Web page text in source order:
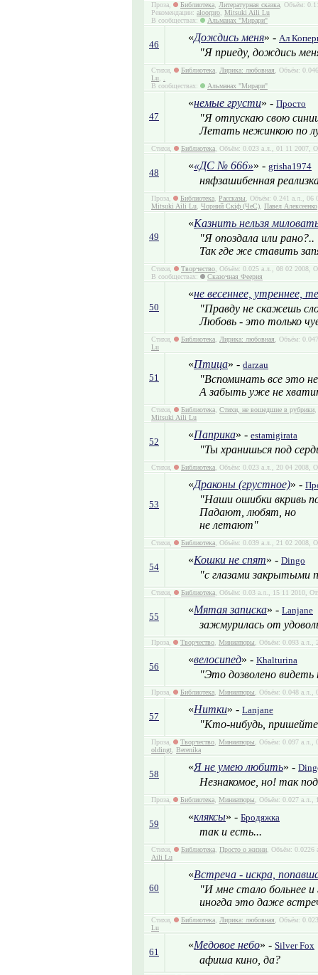
Проза, Библиотека Литературная сказка , Объём:
Рекомендации: aloorpro Mitsuki Aili Lu
В сообществах:
Альманах "Мирари"
46
«Дождись меня» - Ал
"Я приеду, дождись
Стихи, Библиотека Лирика: любовная , Объём:
Lu
В сообществах:
Альманах "Мирари"
47
«немые грусти» - Просто
"Я отпускаю свою
Летать нежинкою по
Стихи, Библиотека , Объём: 0.023 а.л., 01 11 2007,
48
««ДС № 666»» - grisha1974
няфзашибенная
Проза, Библиотека Рассказы , Объём: 0.241 а.л., 06
Mitsuki Aili Lu Чорний Скіф (ЧеС) Павел Алексеенко
49
«Казнить нельзя
"Я опоздала или рано?..
Так где же ставить
Стихи, Творчество , Объём: 0.025 а.л., 08 02 2008,
В сообществах:
Сказочная Феерия
50
«не весеннее, утреннее,
"Правду не скажешь
Любовь - это только
Стихи, Библиотека Лирика: любовная , Объём:
Lu
51
«Птица» - darzau
"Вспоминать все это
А забыть уже не
Стихи, Библиотека Стихи, не вошедшие в рубрики
Mitsuki Aili Lu
52
«Паприка» - estamigirata
"Ты хранишься под
Стихи, Библиотека , Объём: 0.023 а.л., 20 04 2008,
53
«Драконы (грустное)» -
"Наши ошибки вкривь
Падают, любят, но
не летают"
Стихи, Библиотека , Объём: 0.039 а.л., 21 02 2008,
54
«Кошки не спят» - Dingo
"с глазами закрытыми
Стихи, Библиотека , Объём: 0.03 а.л., 15 11 2010,
55
«Мятая записка» - Lanjane
зажмурилась от
Проза, Творчество Миниатюры , Объём: 0.093 а.л.,
56
«велосипед» - Khalturina
"Это дозволено
Проза, Библиотека Миниатюры , Объём: 0.048 а.л.,
57
«Нитки» - Lanjane
"Кто-нибудь,
Проза, Творчество Миниатюры , Объём: 0.097 а.л.,
oldingt Berenika
58
«Я не умею любить» -
Незнакомое, но! так
Проза, Библиотека Миниатюры , Объём: 0.027 а.л.,
59
«кляксы» - Бродяжка
так и есть...
Стихи, Библиотека Просто о жизни , Объём:
Aili Lu
60
«Встреча - искра,
"И мне стало больнее
иногда это даже
Стихи, Библиотека Лирика: любовная , Объём:
Lu
61
«Медовое небо» - Silver Fox
афиша кино, да?